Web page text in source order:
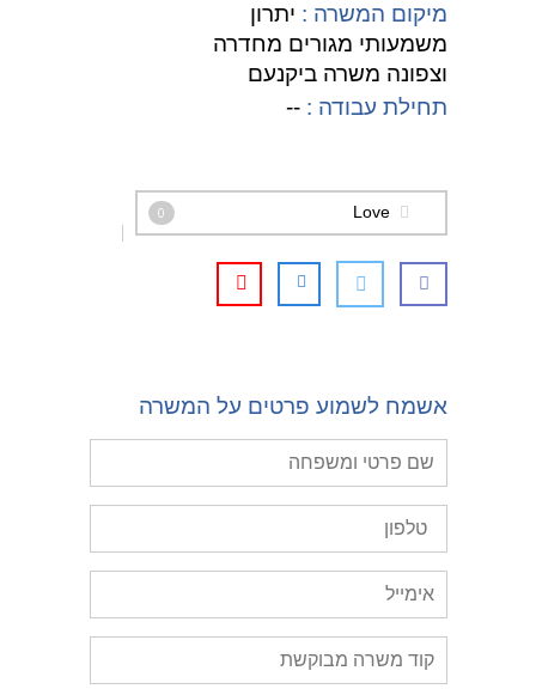
מיקום המשרה : יתרון
משמעותי מגורים מחדרה
וצפונה משרה ביקנעם
תחילת עבודה : --
Love
0
אשמח לשמוע פרטים על המשרה